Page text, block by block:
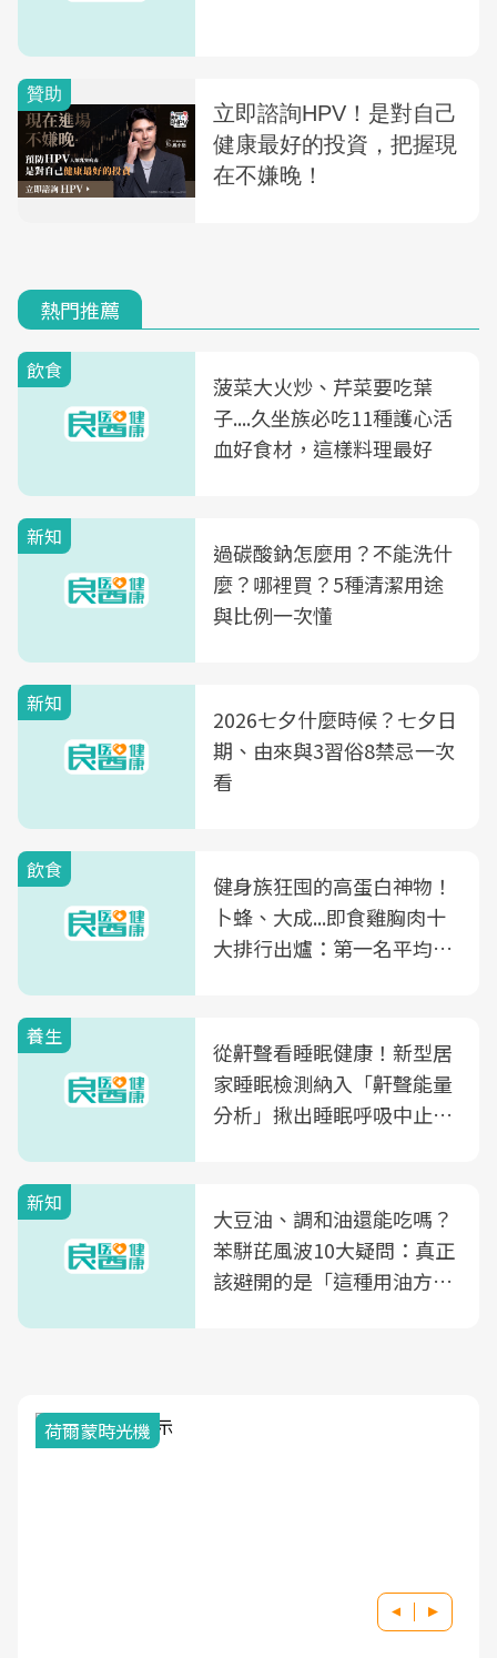
熱門推薦
飲食
菠菜大火炒、芹菜要吃葉
子....久坐族必吃11種護心活
血好食材，這樣料理最好
新知
過碳酸鈉怎麼用？不能洗什
麼？哪裡買？5種清潔用途
與比例一次懂
新知
2026七夕什麼時候？七夕日
期、由來與3習俗8禁忌一次
看
飲食
健身族狂囤的高蛋白神物！
卜蜂、大成...即食雞胸肉十
大排行出爐：第一名平均一
養生
從鼾聲看睡眠健康！新型居
家睡眠檢測納入「鼾聲能量
分析」揪出睡眠呼吸中止症
新知
大豆油、調和油還能吃嗎？
苯駢芘風波10大疑問：真正
該避開的是「這種用油方
荷爾蒙時光機